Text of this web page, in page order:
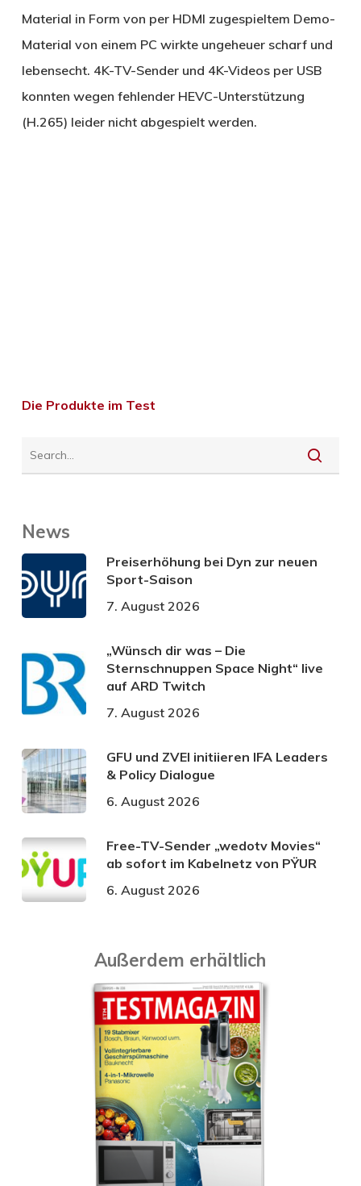
Material in Form von per HDMI zugespieltem Demo-
Material von einem PC wirkte ungeheuer scharf und
lebensecht. 4K-TV-Sender und 4K-Videos per USB
konnten wegen fehlender HEVC-Unterstützung
(H.265) leider nicht abgespielt werden.
Die Produkte im Test
News
Preiserhöhung bei Dyn zur neuen
Sport-Saison
7. August 2026
„Wünsch dir was – Die
Sternschnuppen Space Night“ live
auf ARD Twitch
7. August 2026
GFU und ZVEI initiieren IFA Leaders
& Policy Dialogue
6. August 2026
Free-TV-Sender „wedotv Movies“
ab sofort im Kabelnetz von PŸUR
6. August 2026
Außerdem erhältlich